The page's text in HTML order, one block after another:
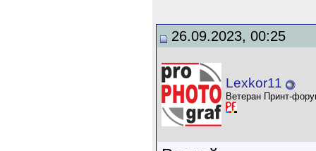
26.09.2023, 00:25
Lexkor11
Ветеран Принт-